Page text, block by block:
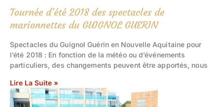
Tournée d’été 2018 des spectacles de
marionnettes du GUIGNOL GUERIN
Spectacles du Guignol Guérin en Nouvelle Aquitaine pour
l’été 2018 : En fonction de la météo ou d’événements
particuliers, des changements peuvent être apportés, nous
Lire La Suite »